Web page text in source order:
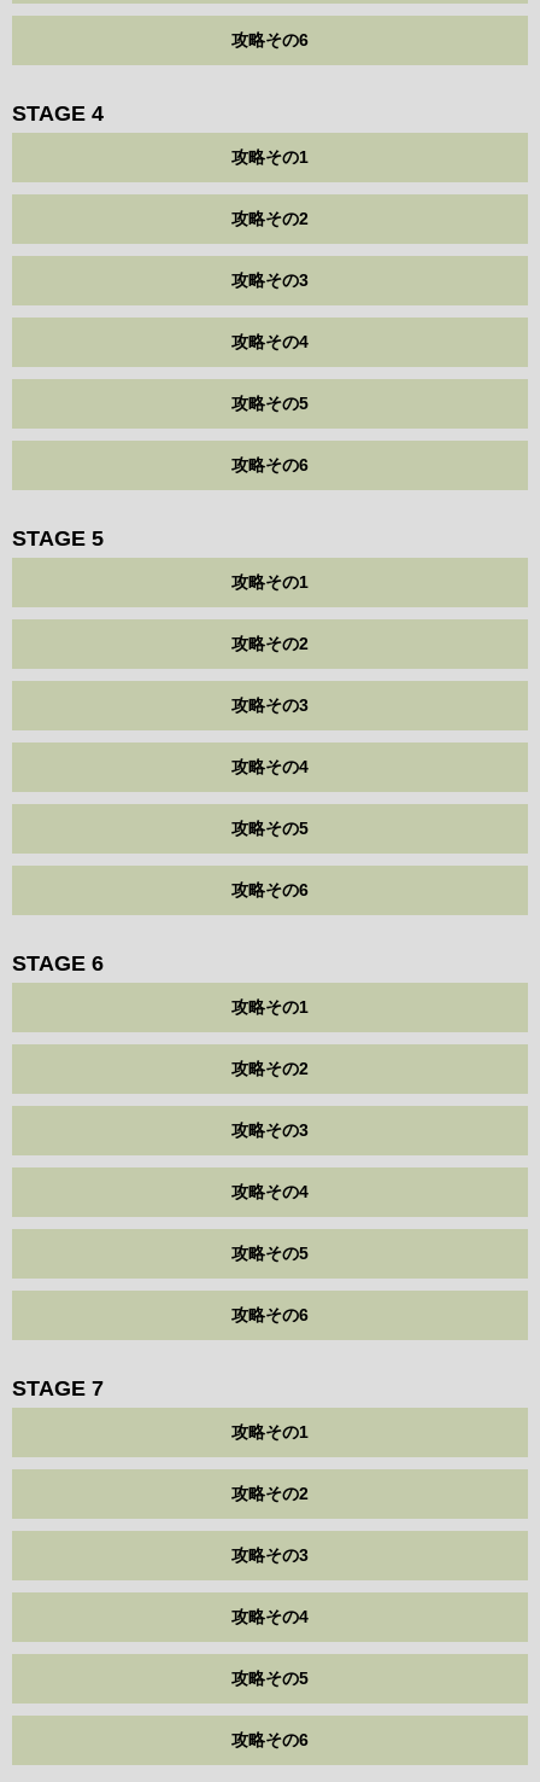
攻略その6
STAGE 4
攻略その1
攻略その2
攻略その3
攻略その4
攻略その5
攻略その6
STAGE 5
攻略その1
攻略その2
攻略その3
攻略その4
攻略その5
攻略その6
STAGE 6
攻略その1
攻略その2
攻略その3
攻略その4
攻略その5
攻略その6
STAGE 7
攻略その1
攻略その2
攻略その3
攻略その4
攻略その5
攻略その6